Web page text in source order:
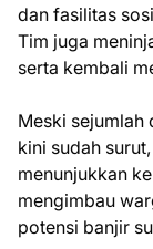
dan fasilitas
Tim juga
serta kembali
Meski sejumlah
kini sudah
menunjukkan
mengimbau
potensi banjir